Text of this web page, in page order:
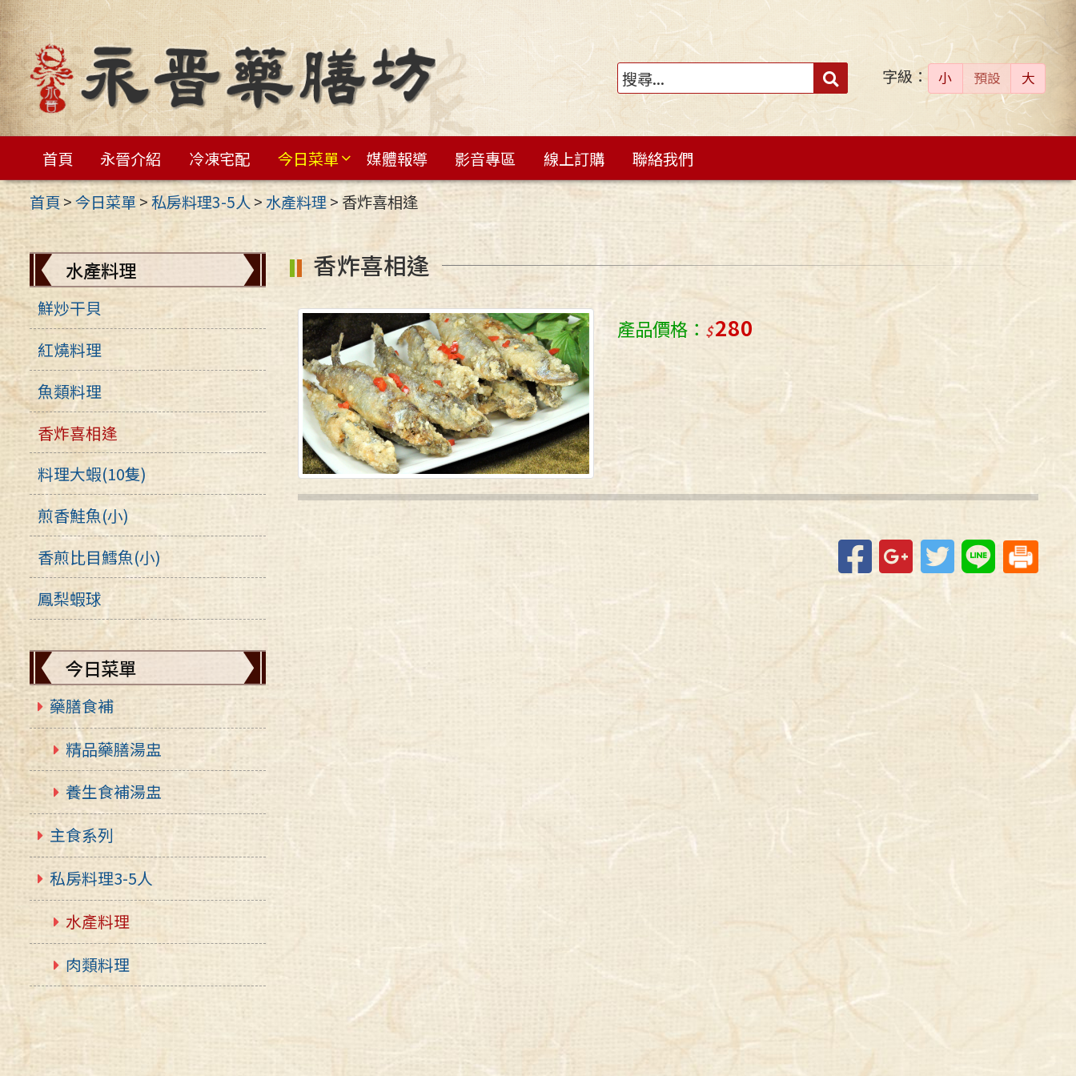
跳
至
主
要
內
區
搜
尋：
送出 字級： 小 預設 大
首頁 永晉介紹 冷凍宅配 今日菜單 媒體報導 影音專區 線上訂購
聯絡我們
首頁>今日菜單>私房料理3-5人 > 水產料理> 香炸喜相逢
水產料理
鮮炒干貝
紅燒料理
魚類料理
香炸喜相逢
料理大蝦(10隻)
煎香鮭魚(小)
香煎比目鱈魚(小)
鳳梨蝦球
今日菜單
藥膳食補
精品藥膳湯盅
養生食補湯盅
主食系列
私房料理3-5人
水產料理
肉類料理
香炸喜相逢
產品價格： 280
FacebookGoogle+TwitterLine